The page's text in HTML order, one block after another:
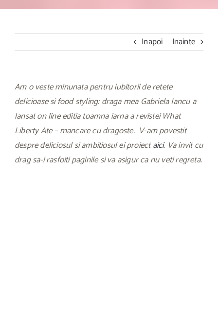
Inapoi Inainte
Am o veste minunata pentru iubitorii de retete
delicioase si food styling: draga mea Gabriela Iancu a
lansat on line editia toamna iarna a revistei What
Liberty Ate – mancare cu dragoste. V-am povestit
despre deliciosul si ambitiosul ei proiectaici. Va invit cu
drag sa-i rasfoiti paginile si va asigur ca nu veti regreta.